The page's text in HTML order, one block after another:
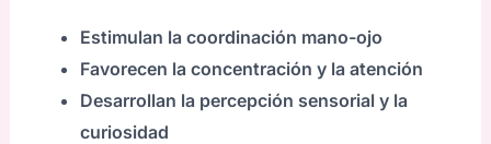
Estimulan la coordinación mano-ojo
Favorecen la concentración y la atención
Desarrollan la percepción sensorial y la
curiosidad